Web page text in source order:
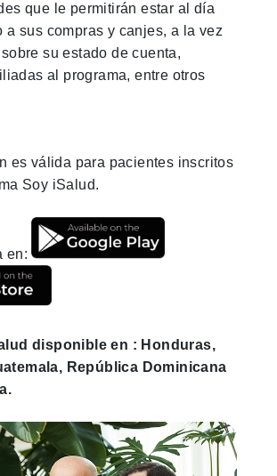
que le permitirán estar al día
a sus compras y canjes, a la vez
su estado de cuenta,
al programa, entre otros
es válida para pacientes inscritos
Soy iSalud.
en:
disponible en : Honduras,
República Dominicana